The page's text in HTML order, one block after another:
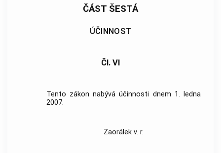
ČÁST ŠESTÁ
ÚČINNOST
Čl. VI
Tento zákon nabývá účinnosti dnem 1. ledna
2007.
Zaorálek v. r.